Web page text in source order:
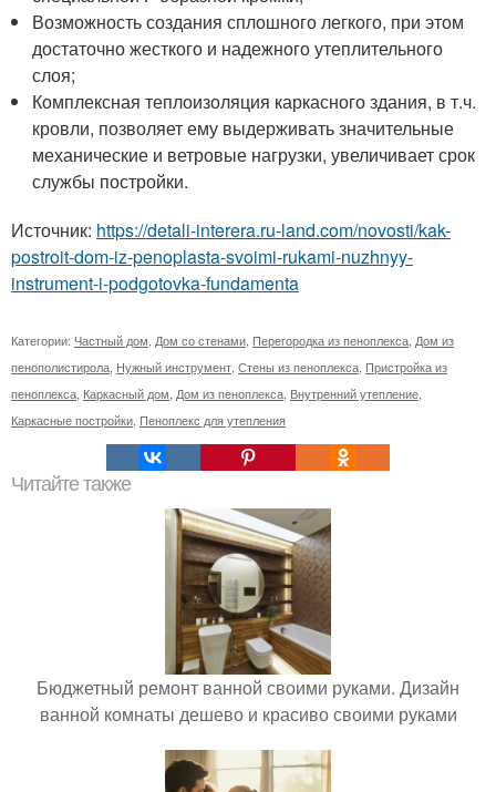
Возможность создания сплошного легкого, при этом
достаточно жесткого и надежного утеплительного
слоя;
Комплексная теплоизоляция каркасного здания, в т.ч.
кровли, позволяет ему выдерживать значительные
механические и ветровые нагрузки, увеличивает срок
службы постройки.
Источник: https://detali-interera.ru-land.com/novosti/kak-
postroit-dom-iz-penoplasta-svoimi-rukami-nuzhnyy-
instrument-i-podgotovka-fundamenta
Категории: Частный дом Дом со стенами Перегородка из пеноплекса Дом из
пенополистирола Нужный инструмент Стены из пеноплекса Пристройка из
пеноплекса Каркасный дом Дом из пеноплекса Внутренний утепление
Каркасные постройки Пеноплекс для утепления
Читайте также
Бюджетный ремонт ванной своими руками. Дизайн
ванной комнаты дешево и красиво своими руками